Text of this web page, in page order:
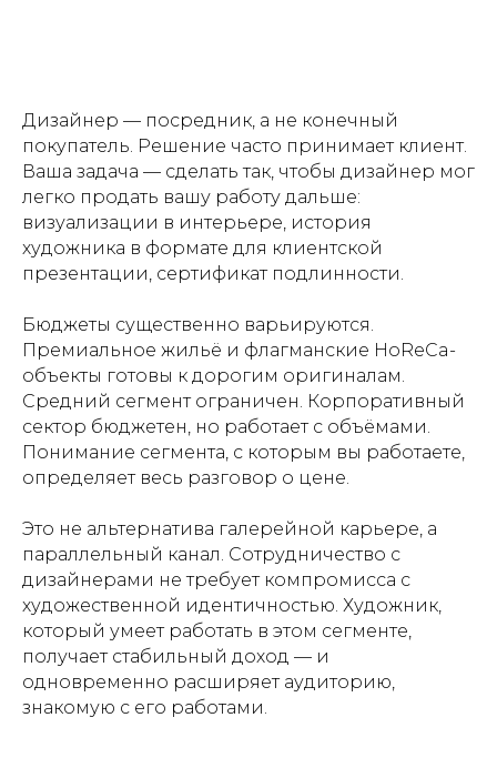
Дизайнер — посредник, а не конечный
покупатель. Решение часто принимает клиент.
Ваша задача — сделать так, чтобы дизайнер мог
легко продать вашу работу дальше:
визуализации в интерьере, история
художника в формате для клиентской
презентации, сертификат подлинности.
Бюджеты существенно варьируются.
Премиальное жильё и флагманские HoReCa-
объекты готовы к дорогим оригиналам.
Средний сегмент ограничен. Корпоративный
сектор бюджетен, но работает с объёмами.
Понимание сегмента, с которым вы работаете,
определяет весь разговор о цене.
Это не альтернатива галерейной карьере, а
параллельный канал. Сотрудничество с
дизайнерами не требует компромисса с
художественной идентичностью. Художник,
который умеет работать в этом сегменте,
получает стабильный доход — и
одновременно расширяет аудиторию,
знакомую с его работами.